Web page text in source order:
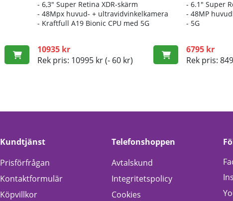
- 6,3" Super Retina XDR-skärm
- 48Mpx huvud- + ultravidvinkelkamera
- Kraftfull A19 Bionic CPU med 5G
10935 kr
Rek pris: 10995 kr(- 60 kr)
- 6.1″ Super
- 48MP
- 5G
6795 kr
Rek pris:
Kundtjänst
Prisförfrågan
Kontaktformulär
Köpvillkor
Telefonshoppen
Avtalskund
Integritetspolicy
Cookies